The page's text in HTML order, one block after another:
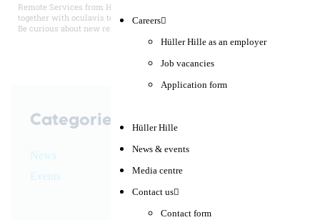
Careers
Hüller Hille as an employer
Job vacancies
Application form
Hüller Hille
News & events
Media centre
Contact us
Contact form
Remote Services from Hüller Hille – photo shoot at our premises
together with oculavis team today.
Be curious about new remote features soon available.
Categories
News
Events